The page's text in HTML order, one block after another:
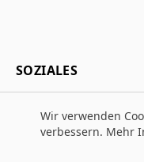
SOZIALES
Wir verwenden
verbessern. Mehr